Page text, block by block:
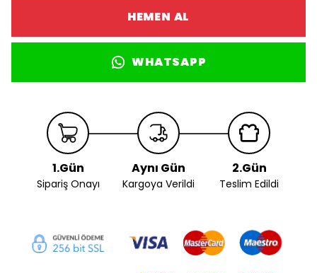
HEMEN AL
WHATSAPP
1.Gün
Sipariş Onayı
Aynı Gün
Kargoya Verildi
2.Gün
Teslim Edildi